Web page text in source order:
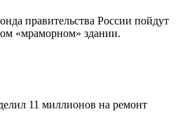
правительства России пойдут
«мраморном» здании.